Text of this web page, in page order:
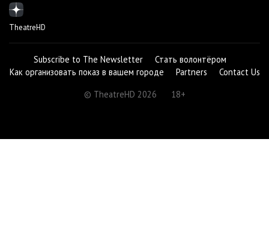
TheatreHD
Subscribe to The Newsletter
Стать волонтёром
Как организовать показ в вашем городе
Partners
Contact Us
© TheatreHD 2026
18+